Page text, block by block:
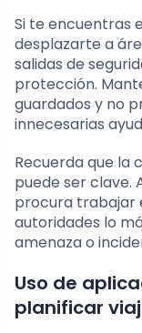
Si te encuentras
desplazarte a
salidas de
protección.
guardados y no
innecesarias
Recuerda que la
puede ser clave.
procura trabajar
autoridades lo
amenaza o
Uso de
planificar